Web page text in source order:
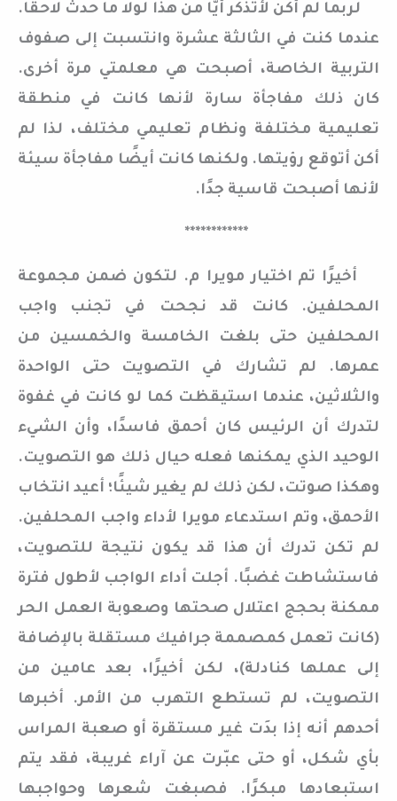
لربما لم أكن لأتذكر أيًّا من هذا لولا ما حدث لاحقًا.
عندما كنت في الثالثة عشرة وانتسبت إلى صفوف
التربية الخاصة، أصبحت هي معلمتي مرة أخرى.
كان ذلك مفاجأة سارة لأنها كانت في منطقة
تعليمية مختلفة ونظام تعليمي مختلف، لذا لم
أكن أتوقع رؤيتها. ولكنها كانت أيضًا مفاجأة سيئة
لأنها أصبحت قاسية جدًا.
************
أخيرًا تم اختيار مويرا م. لتكون ضمن مجموعة
المحلفين. كانت قد نجحت في تجنب واجب
المحلفين حتى بلغت الخامسة والخمسين من
عمرها. لم تشارك في التصويت حتى الواحدة
والثلاثين، عندما استيقظت كما لو كانت في غفوة
لتدرك أن الرئيس كان أحمق فاسدًا، وأن الشيء
الوحيد الذي يمكنها فعله حيال ذلك هو التصويت.
وهكذا صوتت، لكن ذلك لم يغير شيئًا؛ أعيد انتخاب
الأحمق، وتم استدعاء مويرا لأداء واجب المحلفين.
لم تكن تدرك أن هذا قد يكون نتيجة للتصويت،
فاستشاطت غضبًا. أجلت أداء الواجب لأطول فترة
ممكنة بحجج اعتلال صحتها وصعوبة العمل الحر
(كانت تعمل كمصممة جرافيك مستقلة بالإضافة
إلى عملها كنادلة)، لكن أخيرًا، بعد عامين من
التصويت، لم تستطع التهرب من الأمر. أخبرها
أحدهم أنه إذا بدَت غير مستقرة أو صعبة المراس
بأي شكل، أو حتى عبّرت عن آراء غريبة، فقد يتم
استبعادها مبكرًا. فصبغت شعرها وحواجبها